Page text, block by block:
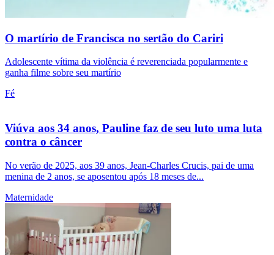
O martírio de Francisca no sertão do Cariri
Adolescente vítima da violência é reverenciada popularmente e
ganha filme sobre seu martírio
Fé
Viúva aos 34 anos, Pauline faz de seu luto uma luta
contra o câncer
No verão de 2025, aos 39 anos, Jean-Charles Crucis, pai de uma
menina de 2 anos, se aposentou após 18 meses de...
Maternidade